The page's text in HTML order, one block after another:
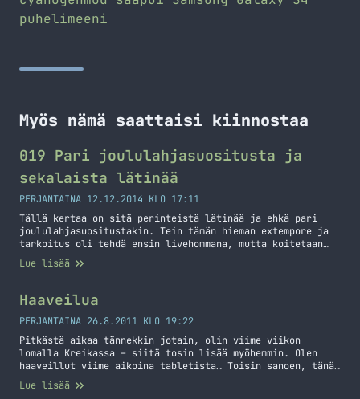
puhelimeeni
Myös nämä saattaisi kiinnostaa
019 Pari joululahjasuositusta ja
sekalaista lätinää
PERJANTAINA 12.12.2014 KLO 17:11
Tällä kertaa on sitä perinteistä lätinää ja ehkä pari
joululahjasuositustakin. Tein tämän hieman extempore ja
tarkoitus oli tehdä ensin livehommana, mutta koitetaan
ensi kerraksi saada jotain fiksumpaa aikaan. Nexus 9
Nexus 5 Nexus 6 iPad Air OnePlus One
Lue lisää
Haaveilua
PERJANTAINA 26.8.2011 KLO 19:22
Pitkästä aikaa tännekkin jotain, olin viime viikon
lomalla Kreikassa – siitä tosin lisää myöhemmin. Olen
haaveillut viime aikoina tabletista… Toisin sanoen, tänä
iltana on tullut surfattua iPadin ja Galaxy Tabin
speksejä tutkien. Mistä tämmöinen innostus ja haaveilu
Lue lisää